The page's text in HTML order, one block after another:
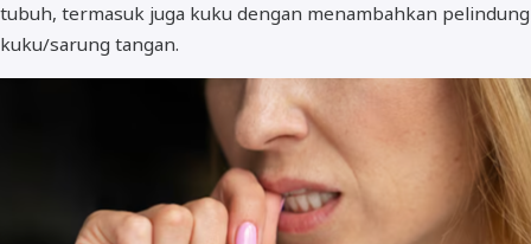
tubuh, termasuk juga kuku dengan menambahkan pelindung
kuku/sarung tangan.